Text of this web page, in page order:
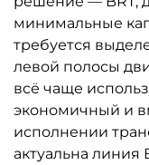
минимальные
требуется
левой полосы
всё чаще
экономичный и
исполнении
актуальна линия